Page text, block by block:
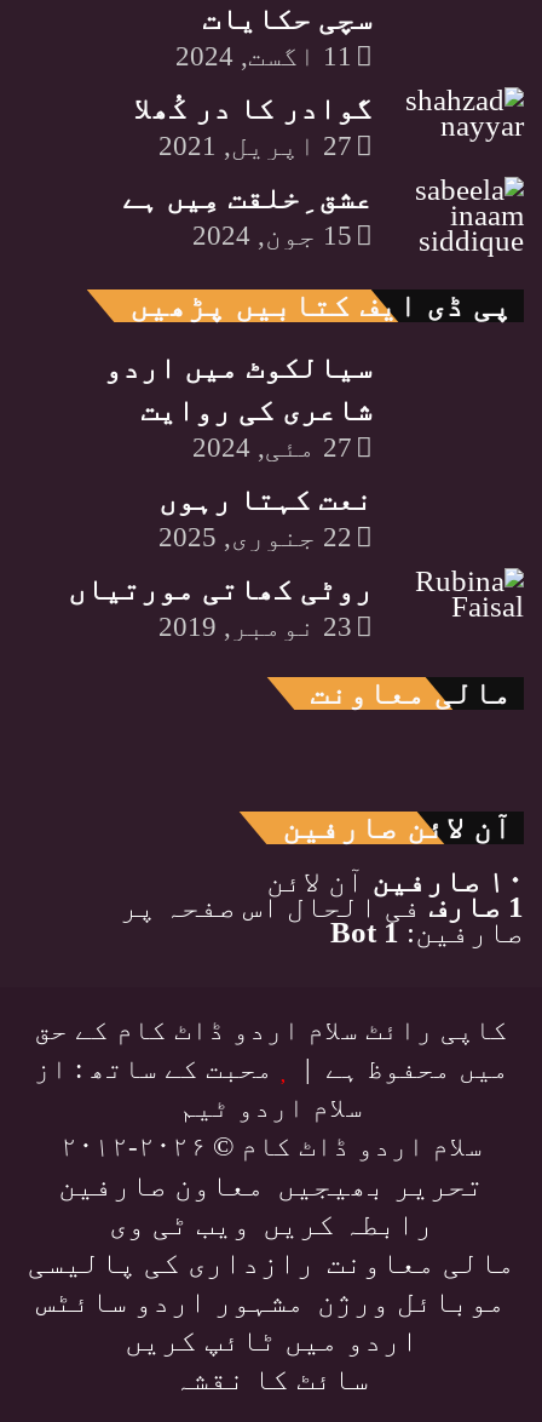
سچی حکایات
11 اگست, 2024
گوادر کا در کُھلا
27 اپریل, 2021
عشق ِخلقت مِیں ہے
15 جون, 2024
پی ڈی ایف کتابیں پڑھیں
سیالکوٹ میں اردو
شاعری کی روایت
27 مئی, 2024
نعت کہتا رہوں
22 جنوری, 2025
روٹی کھاتی مورتیاں
23 نومبر, 2019
مالی معاونت
آن لائن صارفین
۱۰ صارفین آن لائن
1 صارف فی الحال اس صفحہ پر
صارفین: 1 Bot
کاپی رائٹ سلام اردو ڈاٹ کام کے حق
میں محفوظ ہے |
محبت کے ساتھ : از
سلام اردو ٹیم
سلام اردو ڈاٹ کام © ۲۰۲۶-۲۰۱۲
تحریر بھیجیں
معاون صارفین
رابطہ کریں
ویب ٹی وی
مالی معاونت رازداری کی پالیسی
موبائل ورژن
مشہور اردو سائٹس
اردو میں ٹائپ کریں
سائٹ کا نقشہ